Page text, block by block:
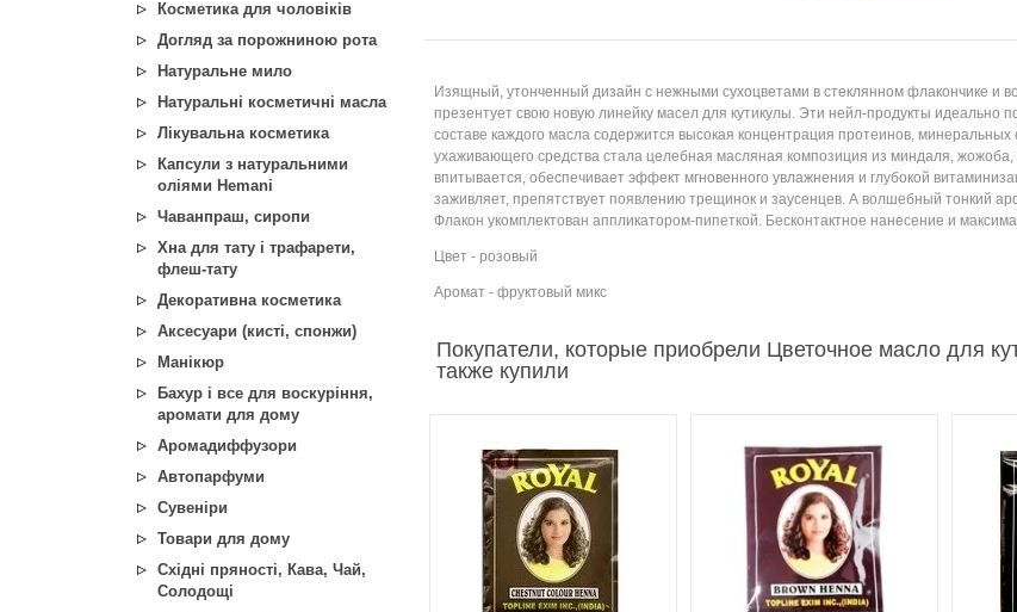
Косметика для чоловіків
Догляд за порожниною рота
Натуральне мило
Натуральні косметичні масла
Лікувальна косметика
Капсули з натуральними
оліями Hemani
Чаванпраш, сиропи
Хна для тату і трафарети,
флеш-тату
Декоративна косметика
Аксесуари (кисті, спонжи)
Манікюр
Бахур і все для воскуріння,
аромати для дому
Аромадиффузори
Автопарфуми
Сувеніри
Товари для дому
Східні пряності, Кава, Чай,
Солодощі
Изящный, утонченный дизайн с нежными сухоцветами в стеклянном флакончике и
презентует свою новую линейку масел для кутикулы. Эти нейл-продукты идеально
составе каждого масла содержится высокая концентрация протеинов,
ухаживающего средства стала целебная масляная композиция из миндаля,
впитывается, обеспечивает эффект мгновенного увлажнения и глубокой
заживляет, препятствует появлению трещинок и заусенцев. А волшебный тонкий
Флакон укомплектован аппликатором-пипеткой. Бесконтактное нанесение и
Цвет - розовый
Аромат - фруктовый микс
Покупатели, которые приобрели Цветочное масло для
также купили